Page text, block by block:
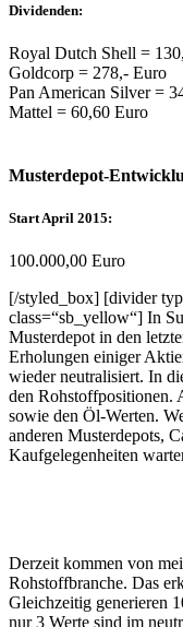
Dividenden:
Royal Dutch Shell =
Goldcorp = 278,- Euro
Pan American Silver =
Mattel = 60,60 Euro
Musterdepot-
Start April 2015:
100.000,00 Euro
[/styled_box] [divider
class=“sb_yellow“] In
Musterdepot in den
Erholungen einiger
wieder neutralisiert. In
den
sowie den Öl-Werten.
anderen Musterdepots,
Kaufgelegenheiten
Derzeit kommen von
Rohstoffbranche. Das
Gleichzeitig generieren
nur 3 Werte sind im